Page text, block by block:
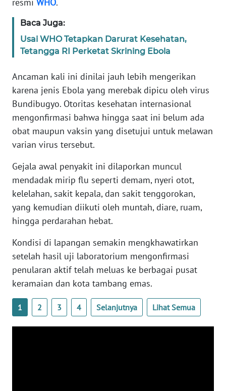
resmi WHO.
Baca Juga:
Usai WHO Tetapkan Darurat Kesehatan,
Tetangga RI Perketat Skrining Ebola
Ancaman kali ini dinilai jauh lebih mengerikan
karena jenis Ebola yang merebak dipicu oleh virus
Bundibugyo. Otoritas kesehatan internasional
mengonfirmasi bahwa hingga saat ini belum ada
obat maupun vaksin yang disetujui untuk melawan
varian virus tersebut.
Gejala awal penyakit ini dilaporkan muncul
mendadak mirip flu seperti demam, nyeri otot,
kelelahan, sakit kepala, dan sakit tenggorokan,
yang kemudian diikuti oleh muntah, diare, ruam,
hingga perdarahan hebat.
Kondisi di lapangan semakin mengkhawatirkan
setelah hasil uji laboratorium mengonfirmasi
penularan aktif telah meluas ke berbagai pusat
keramaian dan kota tambang emas.
1 2 3 4 Selanjutnya Lihat Semua
WN
JABAR
BANTEN
WN
KEPRI
WN
PAPUA
WN
PAPUA
WN
RIAU
WN
SERAMBI